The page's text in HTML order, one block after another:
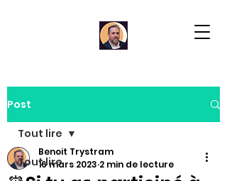
Post
Tout lire
Tout lire
Benoit Trystram
16 mars 2023 2 min de lecture